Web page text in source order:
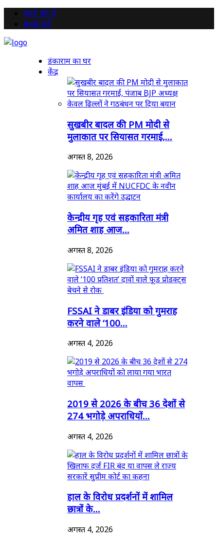
हमारे बारे में
संपर्क करें
डंकाराम का घर
केंद्र
सुखबीर बादल की PM मोदी से
मुलाकात पर सियासत गरमाई,...
अगस्त 8, 2026
केन्द्रीय गृह एवं सहकारिता मंत्री
अमित शाह आज...
अगस्त 8, 2026
FSSAI ने डाबर इंडिया को गुमराह
करने वाले ‘100...
अगस्त 4, 2026
2019 से 2026 के बीच 36 देशों से
274 भगोड़े अपराधियों...
अगस्त 4, 2026
हाल के विरोध प्रदर्शनों में शामिल
छात्रों के...
अगस्त 4, 2026